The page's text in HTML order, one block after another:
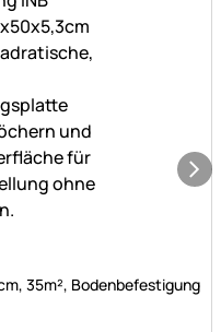
35m², Bodenbefestigung